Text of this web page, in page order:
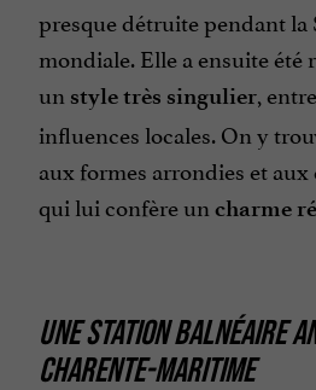
presque détruite pendant la
mondiale. Elle a ensuite été
un style très singulier,
influences locales. On y
aux formes arrondies et aux
qui lui confère un charme
UNE STATION BALNÉAIRE
CHARENTE-MARITIME